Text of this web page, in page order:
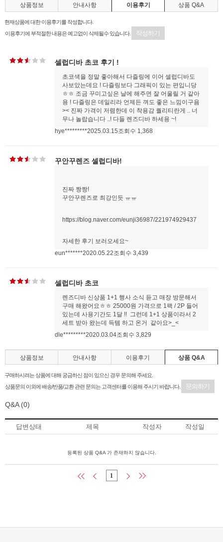
상품정보 안내사항 이용후기 상품 Q&A
현재상품에 대한 이용후기를 작성합니다.
이용후기에 부적절한 내용은 예고없이 삭제될수 있습니다.
작성하기
셀럽디바 초코 후기 !
초코색을 정말 좋아해서 다즐링에 이어 셀럽디바도
사보았는데요 ! 다즐링보다 그래픽이 있는 편입니당
ㅎㅎ 조금 꾸미고싶은 날에 해주면 잘 어울릴 거 같아
용 ! 다즐링은 데일리라 언제든 껴도 좋은 느낌이구욤
>< 진짜 가격이 저렴한데 이 착용감 퀄리티란게 .. 너
무나 놀랍습니다 ..! 다들 렌즈디바 하세용 ~!
hye*********2025.03.15조회수 1,368
꾸안꾸렌즈 셀럽디바!
진짜 짱짱!
꾸안꾸렌즈로 최강인듯 ㅠㅠ
https://blog.naver.com/eunji36987/221974929437
자세한 후기 보러오세요~
eun*******2020.05.22조회수 3,439
셀럽디바 초코
렌즈디바 신상품 1+1 행사 소식 듣고 매장 방문해서
구매 해왔어요ㅎㅎ 25000원 가격으로 1팩 / 2P 들어
있는데 사용기간도 1달 !! 그런데 1+1 상품이라서 2
세트 받아 왔는데 득템 하고 온거 같아요>_<
dle*********2020.03.04조회수 3,829
상품정보 안내사항 이용후기 상품 Q&A
구매하시려는 상품에 대해 궁금하신 점이 있으신 경우 문의해 주세요.
상품문의 이외에 배송/반품/교환 관련 문의는 고객센터를 이용해 주시기 바랍니다.
문의하기
Q&A (0)
답변상태 제목 작성자 작성일
등록된 상품 Q&A 가 존재하지 않습니다.
1